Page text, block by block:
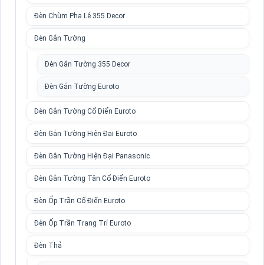
Đèn Chùm Pha Lê 355 Decor
Đèn Gắn Tường
Đèn Gắn Tường 355 Decor
Đèn Gắn Tường Euroto
Đèn Gắn Tường Cổ Điển Euroto
Đèn Gắn Tường Hiện Đại Euroto
Đèn Gắn Tường Hiện Đại Panasonic
Đèn Gắn Tường Tân Cổ Điển Euroto
Đèn Ốp Trần Cổ Điển Euroto
Đèn Ốp Trần Trang Trí Euroto
Đèn Thả